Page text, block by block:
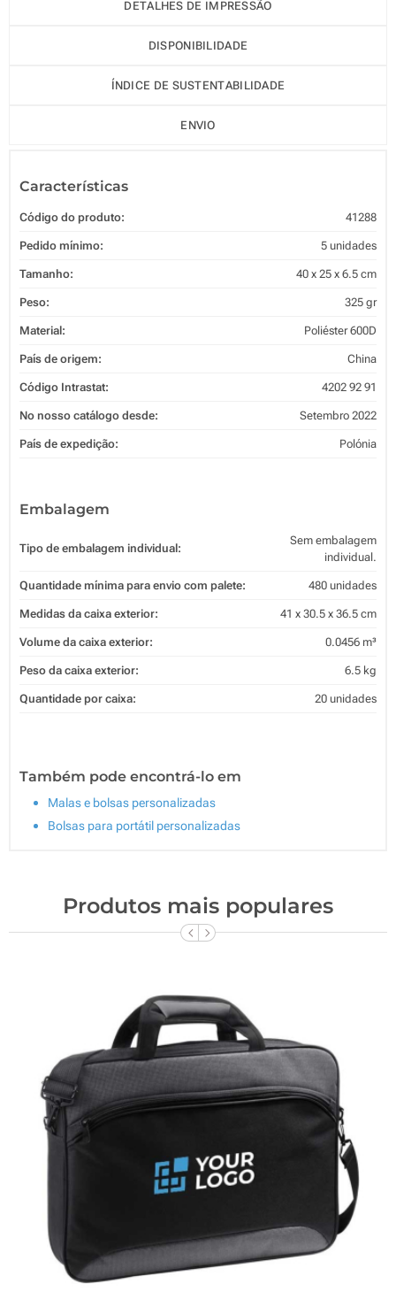
DETALHES DE IMPRESSÃO
DISPONIBILIDADE
ÍNDICE DE SUSTENTABILIDADE
ENVIO
Características
Código do produto: 41288
Pedido mínimo: 5 unidades
Tamanho: 40 x 25 x 6.5 cm
Peso: 325 gr
Material: Poliéster 600D
País de origem: China
Código Intrastat: 4202 92 91
No nosso catálogo desde: Setembro 2022
País de expedição: Polónia
Embalagem
Tipo de embalagem individual:
Sem embalagem
individual.
Quantidade mínima para envio com palete: 480 unidades
Medidas da caixa exterior: 41 x 30.5 x 36.5 cm
Volume da caixa exterior: 0.0456 m³
Peso da caixa exterior: 6.5 kg
Quantidade por caixa: 20 unidades
Também pode encontrá-lo em
Malas e bolsas personalizadas
Bolsas para portátil personalizadas
Produtos mais populares